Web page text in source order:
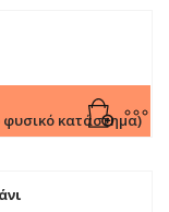
φυσικό κατάστημα)